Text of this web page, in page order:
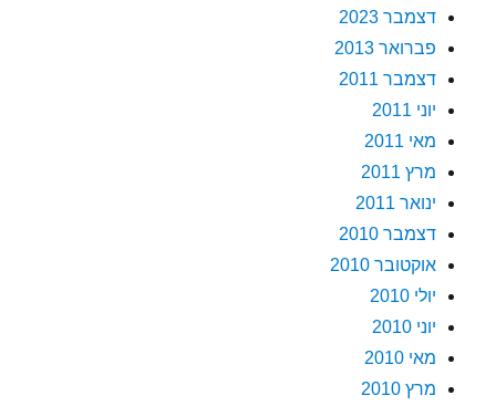
דצמבר 2023
פברואר 2013
דצמבר 2011
יוני 2011
מאי 2011
מרץ 2011
ינואר 2011
דצמבר 2010
אוקטובר 2010
יולי 2010
יוני 2010
מאי 2010
מרץ 2010